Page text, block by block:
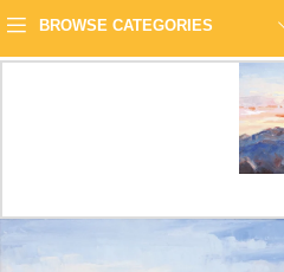
BROWSE CATEGORIES